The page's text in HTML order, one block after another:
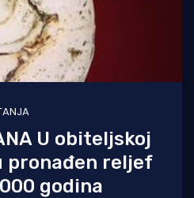
U obiteljskoj
pronađen reljef
godina